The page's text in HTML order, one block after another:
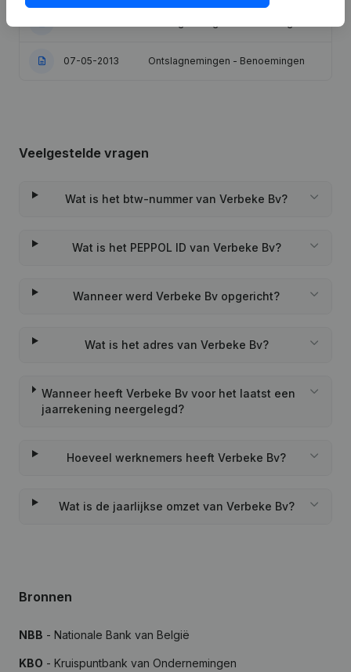
07-05-2013 Ontslagnemingen - Benoemingen
Veelgestelde vragen
Wat is het btw-nummer van Verbeke Bv?
Wat is het PEPPOL ID van Verbeke Bv?
Wanneer werd Verbeke Bv opgericht?
Wat is het adres van Verbeke Bv?
Wanneer heeft Verbeke Bv voor het laatst een
jaarrekening neergelegd?
Hoeveel werknemers heeft Verbeke Bv?
Wat is de jaarlijkse omzet van Verbeke Bv?
Bronnen
NBB - Nationale Bank van België
KBO - Kruispuntbank van Ondernemingen